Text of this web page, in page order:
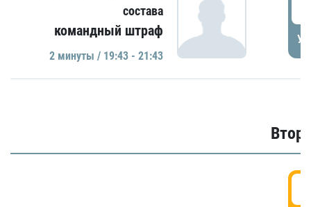
состава
командный штраф
2 минуты / 19:43 - 21:43